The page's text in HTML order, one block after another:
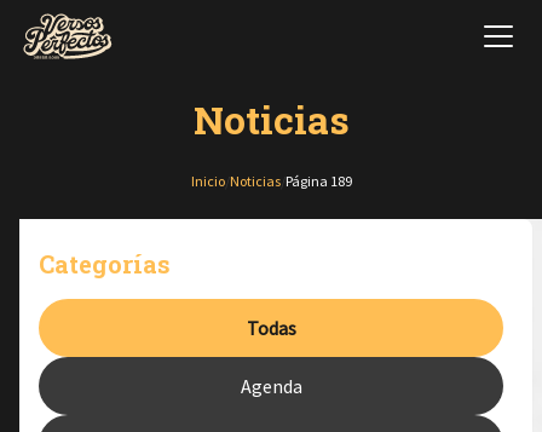
Noticias
Inicio/ Noticias/ Página 189
Categorías
Todas
Agenda